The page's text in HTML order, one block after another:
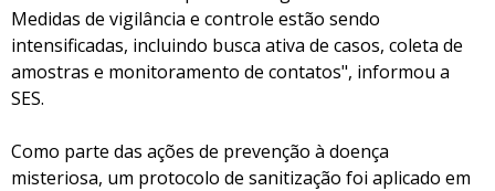
Medidas de vigilância e controle estão sendo
intensificadas, incluindo busca ativa de casos, coleta de
amostras e monitoramento de contatos", informou a
SES.
Como parte das ações de prevenção à doença
misteriosa, um protocolo de sanitização foi aplicado em